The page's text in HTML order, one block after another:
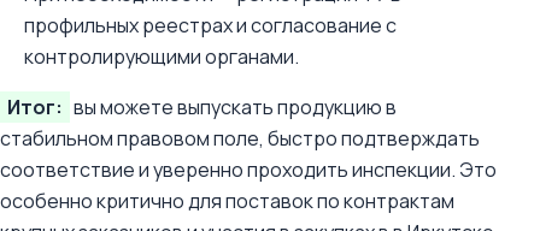
профильных реестрах и согласование с
контролирующими органами.
Итог: вы можете выпускать продукцию в
стабильном правовом поле, быстро подтверждать
соответствие и уверенно проходить инспекции. Это
особенно критично для поставок по контрактам